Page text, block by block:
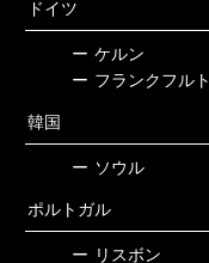
ドイツ
ー ケルン
ー フランクフルト
韓国
ー ソウル
ポルトガル
ー リスボン